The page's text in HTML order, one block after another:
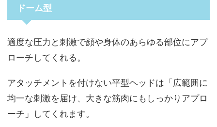
ドーム型
適度な圧力と刺激で顔や身体のあらゆる部位にアプ
ローチしてくれる。
アタッチメントを付けない平型ヘッドは「広範囲に
均一な刺激を届け、大きな筋肉にもしっかりアプロ
ーチ」してくれます。